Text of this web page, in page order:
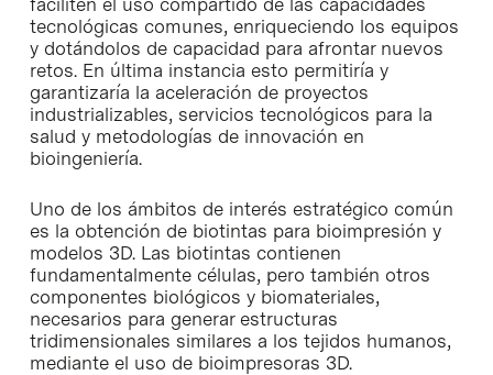
faciliten el uso compartido de las capacidades
tecnológicas comunes, enriqueciendo los equipos
y dotándolos de capacidad para afrontar nuevos
retos. En última instancia esto permitiría y
garantizaría la aceleración de proyectos
industrializables, servicios tecnológicos para la
salud y metodologías de innovación en
bioingeniería.
Uno de los ámbitos de interés estratégico común
es la obtención de biotintas para bioimpresión y
modelos 3D. Las biotintas contienen
fundamentalmente células, pero también otros
componentes biológicos y biomateriales,
necesarios para generar estructuras
tridimensionales similares a los tejidos humanos,
mediante el uso de bioimpresoras 3D.